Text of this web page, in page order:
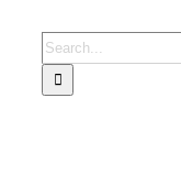
Search
for: